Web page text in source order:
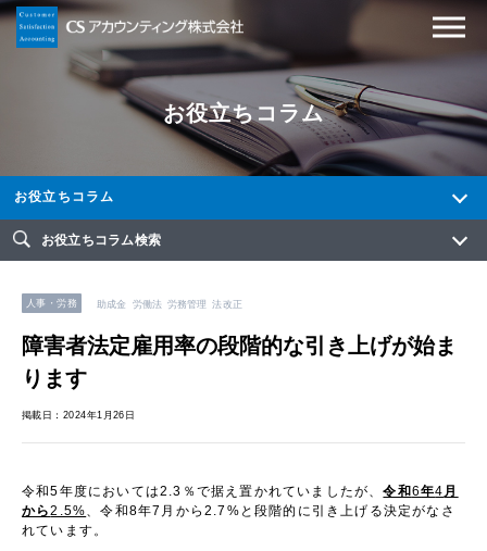
お役立ちコラム
お役立ちコラム
お役立ちコラム検索
人事・労務 助成金 労働法 労務管理 法改正
障害者法定雇用率の段階的な引き上げが始ま
ります
掲載日：2024年1月26日
令和5年度においては2.3 ％で据え置かれていましたが、令和 6年4月
から2.5%、令和8年7 月から2.7% と段階的に引き上げる決定がなさ
れています。